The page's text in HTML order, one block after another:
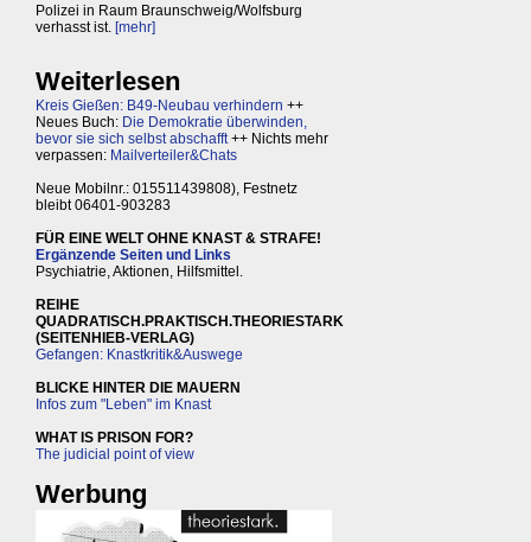
Polizei in Raum Braunschweig/Wolfsburg
verhasst ist. [mehr]
Weiterlesen
Kreis Gießen: B49-Neubau verhindern ++
Neues Buch: Die Demokratie überwinden,
bevor sie sich selbst abschafft++ Nichts mehr
verpassen: Mailverteiler&Chats
Neue Mobilnr.: 015511439808), Festnetz
bleibt 06401-903283
FÜR EINE WELT OHNE KNAST & STRAFE!
Ergänzende Seiten und Links
Psychiatrie, Aktionen, Hilfsmittel.
REIHE
QUADRATISCH.PRAKTISCH.THEORIESTARK
(SEITENHIEB-VERLAG)
Gefangen: Knastkritik&Auswege
BLICKE HINTER DIE MAUERN
Infos zum "Leben" im Knast
WHAT IS PRISON FOR?
The judicial point of view
Werbung